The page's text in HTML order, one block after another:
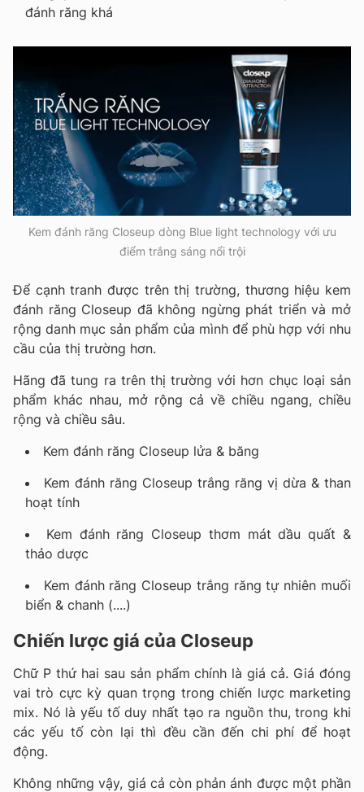
đánh răng khá
Kem đánh răng Closeup dòng Blue light technology với ưu
điểm trắng sáng nổi trội
Để cạnh tranh được trên thị trường, thương hiệu kem
đánh răng Closeup đã không ngừng phát triển và mở
rộng danh mục sản phẩm của mình để phù hợp với nhu
cầu của thị trường hơn.
Hãng đã tung ra trên thị trường với hơn chục loại sản
phẩm khác nhau, mở rộng cả về chiều ngang, chiều
rộng và chiều sâu.
Kem đánh răng Closeup lửa & băng
Kem đánh răng Closeup trắng răng vị dừa & than
hoạt tính
Kem đánh răng Closeup thơm mát dầu quất &
thảo dược
Kem đánh răng Closeup trắng răng tự nhiên muối
biển & chanh (....)
Chiến lược giá của Closeup
Chữ P thứ hai sau sản phẩm chính là giá cả. Giá đóng
vai trò cực kỳ quan trọng trong chiến lược marketing
mix. Nó là yếu tố duy nhất tạo ra nguồn thu, trong khi
các yếu tố còn lại thì đều cần đến chi phí để hoạt
động.
Không những vậy, giá cả còn phản ánh được một phần